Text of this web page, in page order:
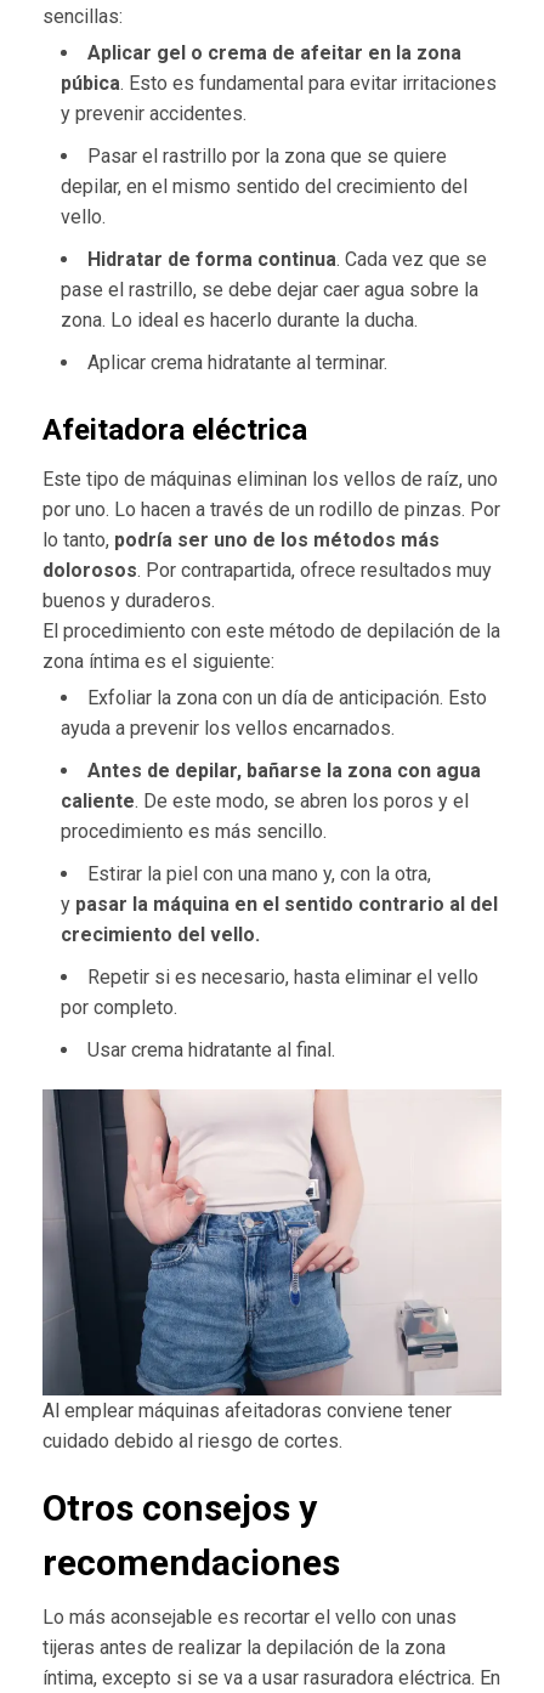
sencillas:
Aplicar gel o crema de afeitar en la zona
púbica. Esto es fundamental para evitar irritaciones
y prevenir accidentes.
Pasar el rastrillo por la zona que se quiere
depilar, en el mismo sentido del crecimiento del
vello.
Hidratar de forma continua. Cada vez que se
pase el rastrillo, se debe dejar caer agua sobre la
zona. Lo ideal es hacerlo durante la ducha.
Aplicar crema hidratante al terminar.
Afeitadora eléctrica
Este tipo de máquinas eliminan los vellos de raíz, uno
por uno. Lo hacen a través de un rodillo de pinzas. Por
lo tanto, podría ser uno de los métodos más
dolorosos. Por contrapartida, ofrece resultados muy
buenos y duraderos.
El procedimiento con este método de depilación de la
zona íntima es el siguiente:
Exfoliar la zona con un día de anticipación. Esto
ayuda a prevenir los vellos encarnados.
Antes de depilar, bañarse la zona con agua
caliente. De este modo, se abren los poros y el
procedimiento es más sencillo.
Estirar la piel con una mano y, con la otra,
y pasar la máquina en el sentido contrario al del
crecimiento del vello.
Repetir si es necesario, hasta eliminar el vello
por completo.
Usar crema hidratante al final.
Al emplear máquinas afeitadoras conviene tener
cuidado debido al riesgo de cortes.
Otros consejos y
recomendaciones
Lo más aconsejable es recortar el vello con unas
tijeras antes de realizar la depilación de la zona
íntima, excepto si se va a usar rasuradora eléctrica. En